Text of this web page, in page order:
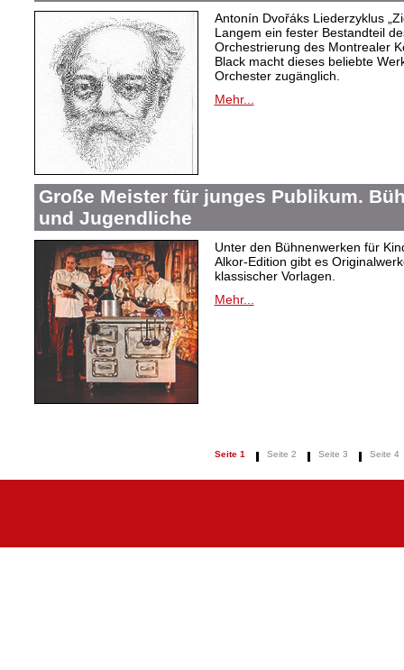
Antonín Dvořáks Liederzyklus
Langem ein fester Bestandteil
Orchestrierung des Montrealer
Black macht dieses beliebte
Orchester zugänglich.
Mehr...
Große Meister für junges Publikum.
und Jugendliche
Unter den Bühnenwerken für
Alkor-Edition gibt es
klassischer Vorlagen.
Mehr...
Seite 1 Seite 2 Seite 3 Seite 4